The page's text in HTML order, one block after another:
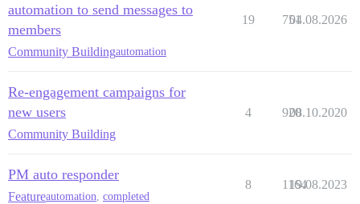
automation to send messages to
members
Community Buildingautomation
19 751
04.08.2026
Re-engagement campaigns for
new users
Community Building
4 920
08.10.2020
PM auto responder
Featureautomation, completed
8 1164
19.08.2023